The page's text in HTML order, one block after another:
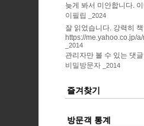
늦게 봐서 미안합니다.
이필립
2024
잘 읽었습니다. 강력히 책
https://me.yahoo.co.jp/a/
2014
관리자만 볼 수 있는 댓
비밀방문자
2014
즐겨찾기
방문객 통계